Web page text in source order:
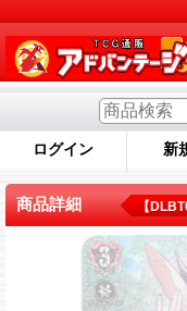
ログイン 新
商品詳細 【